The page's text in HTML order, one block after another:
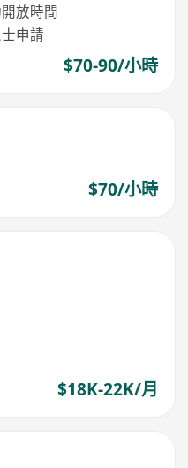
放時間
申請
$70-90/小時
$70/小時
$18K-22K/月